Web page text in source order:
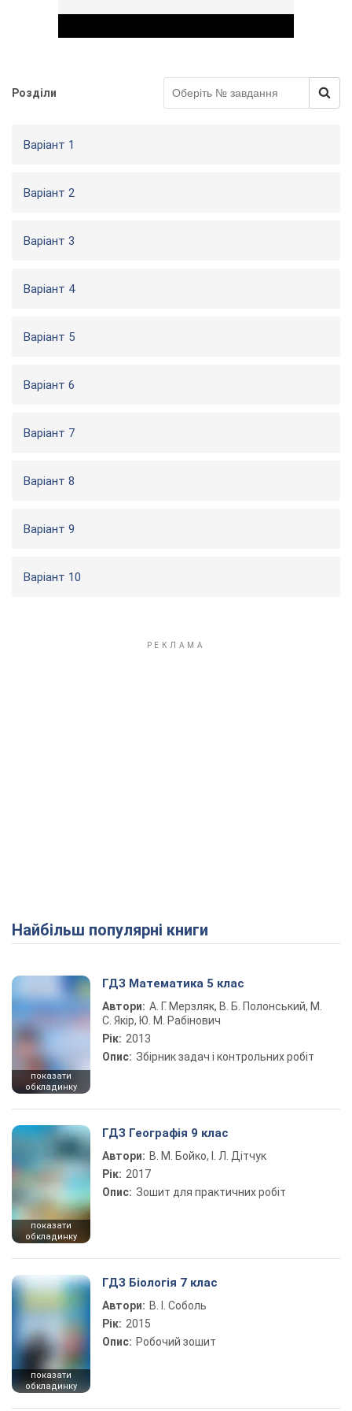
Розділи
Варіант 1
Варіант 2
Варіант 3
Варіант 4
Варіант 5
Варіант 6
Варіант 7
Варіант 8
Варіант 9
Варіант 10
Найбільш популярні книги
показати
обкладинку
ГДЗ Математика 5 клас
Автори: А. Г. Мерзляк, В. Б. Полонський, М.
С. Якір, Ю. М. Рабінович
Рік: 2013
Опис: Збірник задач і контрольних робіт
показати
обкладинку
ГДЗ Географія 9 клас
Автори: В. М. Бойко, І. Л. Дітчук
Рік: 2017
Опис: Зошит для практичних робіт
показати
обкладинку
ГДЗ Біологія 7 клас
Автори: В. І. Соболь
Рік: 2015
Опис: Робочий зошит